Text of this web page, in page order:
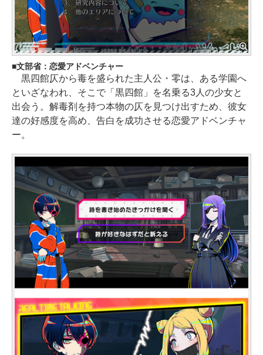
文部省：恋愛アドベンチャー
黒四館仄から毒を盛られた主人公・零は、ある学園へ
といざなわれ、そこで「黒四館」を名乗る3人の少女と
出会う。解毒剤を持つ本物の仄を見つけ出すため、彼女
達の好感度を高め、告白を成功させる恋愛アドベンチャ
ー。